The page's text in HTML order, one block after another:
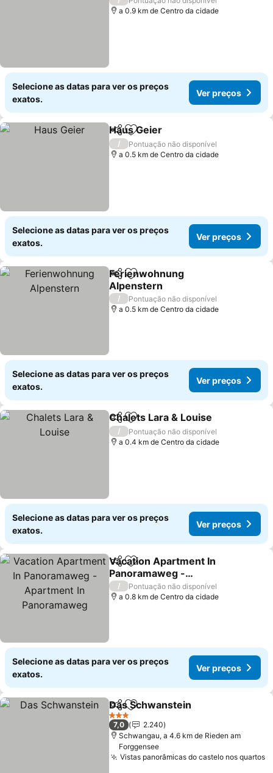
a 0.9 km de Centro da cidade
Selecione as datas para ver os preços
exatos.
Ver preços
PartilharAdicionar aos favoritos
Haus Geier
/
Pontuação não disponível
a 0.5 km de Centro da cidade
Selecione as datas para ver os preços
exatos.
Ver preços
PartilharAdicionar aos favoritos
Ferienwohnung
Alpenstern
/
Pontuação não disponível
a 0.5 km de Centro da cidade
Selecione as datas para ver os preços
exatos.
Ver preços
PartilharAdicionar aos favoritos
Chalets Lara & Louise
/
Pontuação não disponível
a 0.4 km de Centro da cidade
Selecione as datas para ver os preços
exatos.
Ver preços
PartilharAdicionar aos favoritos
Vacation Apartment In
Panoramaweg -
Apartment In
Panoramaweg
/
Pontuação não disponível
a 0.8 km de Centro da cidade
Selecione as datas para ver os preços
exatos.
Ver preços
PartilharAdicionar aos favoritos
Das Schwanstein
3 Estrelas
7,0
2.240
Schwangau, a 4.6 km de Rieden am
Forggensee
Vistas panorâmicas do castelo nos quartos